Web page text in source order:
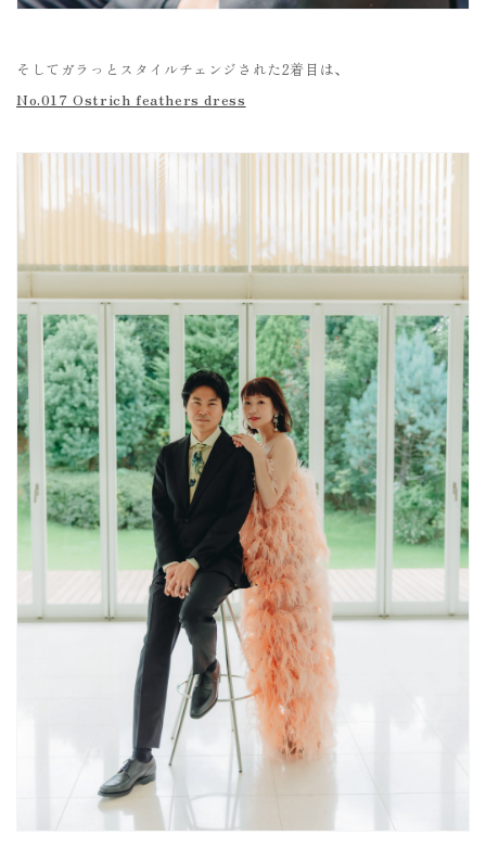
そしてガラっとスタイルチェンジされた2着目は、
No.017 Ostrich feathers dress